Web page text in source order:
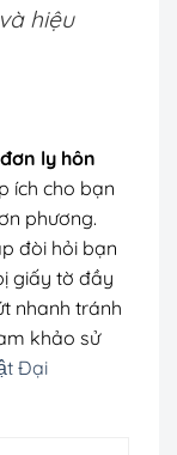
hiệu
đơn ly hôn
ích cho bạn
phương.
đòi hỏi bạn
giấy tờ đầy
nhanh tránh
khảo sử
Đại